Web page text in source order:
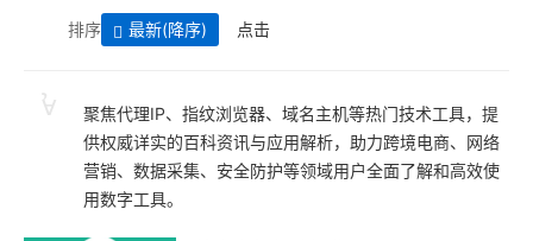
排序 最新(降序) 点击
聚焦代理IP、指纹浏览器、域名主机等热门技术工具，提
供权威详实的百科资讯与应用解析，助力跨境电商、网络
营销、数据采集、安全防护等领域用户全面了解和高效使
用数字工具。